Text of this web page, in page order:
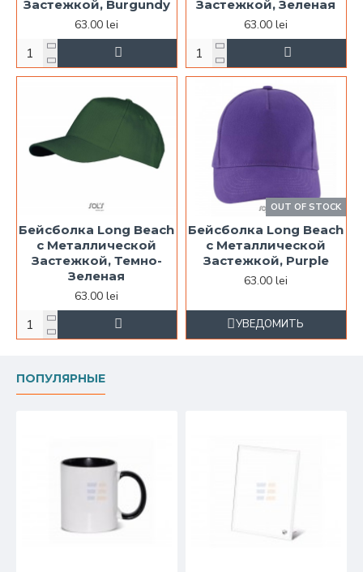
Застежкой, Burgundy
63.00 lei
Застежкой, Зеленая
63.00 lei
Бейсболка Long Beach
с Металлической
Застежкой, Темно-
Зеленая
63.00 lei
OUT OF STOCK
Бейсболка Long Beach
с Металлической
Застежкой, Purple
63.00 lei
УВЕДОМИТЬ
ПОПУЛЯРНЫЕ